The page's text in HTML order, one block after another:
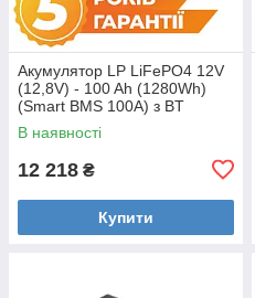
Акумулятор LP LiFePO4 12V
(12,8V) - 100 Ah (1280Wh)
(Smart BMS 100А) з BT
пластик Уцінка
В наявності
12 218 ₴
Купити